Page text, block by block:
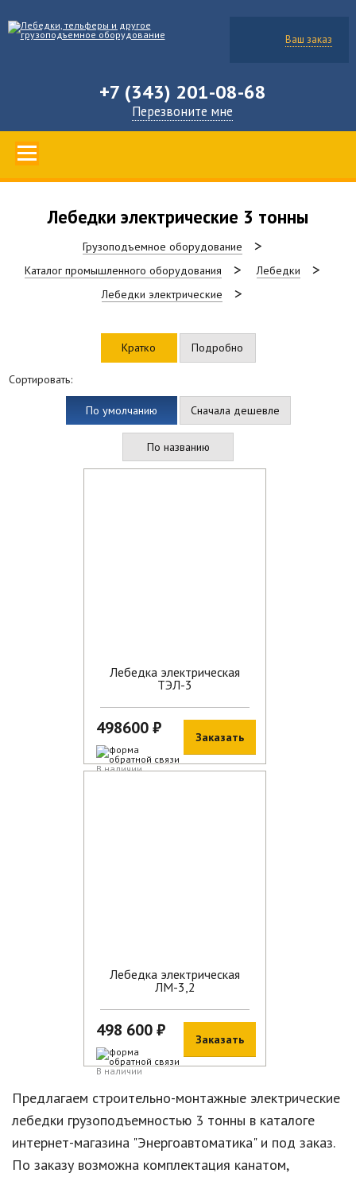
Ваш заказ
+7 (343) 201-08-68
Перезвоните мне
Лебедки электрические 3 тонны
Грузоподъемное оборудование
Каталог промышленного оборудования
Лебедки
Лебедки электрические
Кратко Подробно
Сортировать:
По умолчанию Сначала дешевле
По названию
Лебедка электрическая
ТЭЛ-3
498600 ₽
В наличии
Заказать
Лебедка электрическая
ЛМ-3,2
498 600 ₽
В наличии
Заказать
Предлагаем строительно-монтажные электрические
лебедки грузоподъемностью 3 тонны в каталоге
интернет-магазина "Энергоавтоматика" и под заказ.
По заказу возможна комплектация канатом,